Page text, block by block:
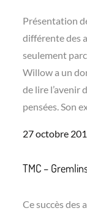
Présentation
différente des
seulement
Willow a un
de lire l’avenir
pensées. Son
Posted
27 octobre
TMC –
Ce succès des